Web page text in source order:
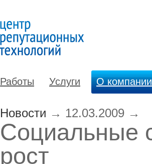
Работы Услуги О компании
Новости → 12.03.2009 →
Социальные
рост